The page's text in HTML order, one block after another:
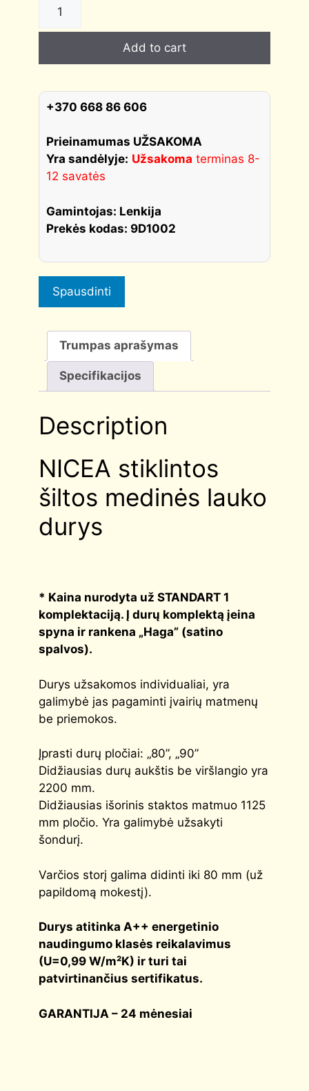
medinės
Add to cart
+370 668 86 606
Prieinamumas UŽSAKOMA
Yra sandėlyje: Užsakoma terminas 8-
12 savatės
Gamintojas: Lenkija
Prekės kodas: 9D1002
Spausdinti
Trumpas aprašymas
Specifikacijos
Description
NICEA stiklintos
šiltos medinės lauko
durys
* Kaina nurodyta už STANDART 1
komplektaciją. Į durų komplektą įeina
spyna ir rankena „Haga” (satino
spalvos).
Durys užsakomos individualiai, yra
galimybė jas pagaminti įvairių matmenų
be priemokos.
Įprasti durų pločiai: „80”, „90”
Didžiausias durų aukštis be viršlangio yra
2200 mm.
Didžiausias išorinis staktos matmuo 1125
mm pločio. Yra galimybė užsakyti
šondurį.
Varčios storį galima didinti iki 80 mm (už
papildomą mokestį).
Durys atitinka A++ energetinio
naudingumo klasės reikalavimus
(U=0,99 W/m²K) ir turi tai
patvirtinančius sertifikatus.
GARANTIJA – 24 mėnesiai